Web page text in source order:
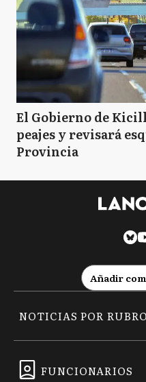
El Gobierno de
peajes y revisará
Provincia
Añadir
FUNCIONARIOS
NOTICIAS POR RUBRO